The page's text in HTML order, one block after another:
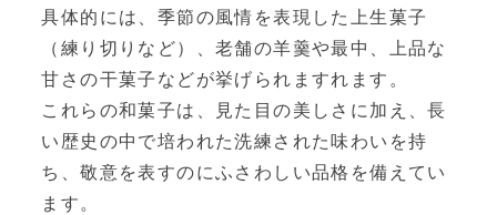
具体的には、季節の風情を表現した上生菓子
（練り切りなど）、老舗の羊羹や最中、上品な
甘さの干菓子などが挙げられますれます。
これらの和菓子は、見た目の美しさに加え、長
い歴史の中で培われた洗練された味わいを持
ち、敬意を表すのにふさわしい品格を備えてい
ます。